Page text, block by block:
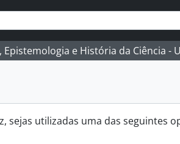
e História da Ciência -
sejas utilizadas uma das seguintes